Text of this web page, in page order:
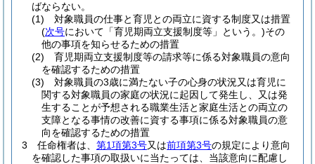
ばならない。
(1)
対象職員の仕事と育児との両立に資する制度又は措置
(次号において「育児期両立支援制度等」という。)その
他の事項を知らせるための措置
(2)
育児期両立支援制度等の請求等に係る対象職員の意向
を確認するための措置
(3)
対象職員の3歳に満たない子の心身の状況又は育児に
関する対象職員の家庭の状況に起因して発生し、又は発
生することが予想される職業生活と家庭生活との両立の
支障となる事情の改善に資する事項に係る対象職員の意
向を確認するための措置
3
任命権者は、 第1項第3号又は前項第3号の規定により意向
を確認した事項の取扱いに当たっては、当該意向に配慮し